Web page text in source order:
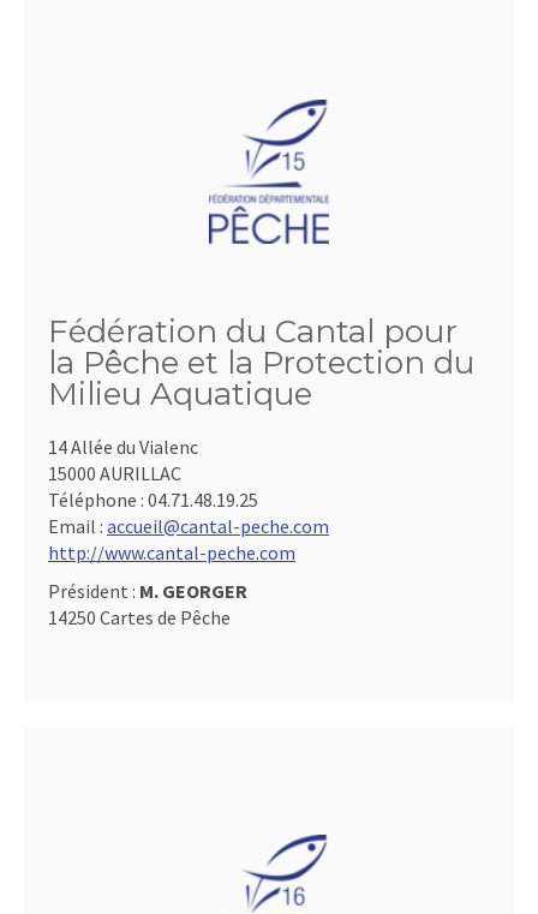
Fédération du Cantal pour
la Pêche et la Protection du
Milieu Aquatique
14 Allée du Vialenc
15000 AURILLAC
Téléphone : 04.71.48.19.25
Email : accueil@cantal-peche.com
http://www.cantal-peche.com
Président : M. GEORGER
14250 Cartes de Pêche